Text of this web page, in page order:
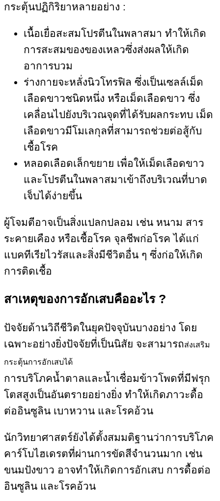
กระตุ้นปฏิกิริยาหลายอย่าง :
เนื้อเยื่อสะสมโปรตีนในพลาสมา ทำให้เกิด
การสะสมของของเหลวซึ่งส่งผลให้เกิด
อาการบวม
ร่างกายจะหลั่งนิวโทรฟิล ซึ่งเป็นเซลล์เม็ด
เลือดขาวชนิดหนึ่ง หรือเม็ดเลือดขาว ซึ่ง
เคลื่อนไปยังบริเวณจุดที่ได้รับผลกระทบ เม็ด
เลือดขาวมีโมเลกุลที่สามารถช่วยต่อสู้กับ
เชื้อโรค
หลอดเลือดเล็กขยาย เพื่อให้เม็ดเลือดขาว
และโปรตีนในพลาสมาเข้าถึงบริเวณที่บาด
เจ็บได้ง่ายขึ้น
ผู้โจมตีอาจเป็นสิ่งแปลกปลอม เช่น หนาม สาร
ระคายเคือง หรือเชื้อโรค จุลชีพก่อโรค ได้แก่
แบคทีเรียไวรัสและสิ่งมีชีวิตอื่น ๆ ซึ่งก่อให้เกิด
การติดเชื้อ
สาเหตุของการอักเสบคืออะไร ?
ปัจจัยด้านวิถีชีวิตในยุคปัจจุบันบางอย่าง โดย
เฉพาะอย่างยิ่งปัจจัยที่เป็นนิสัย จะสามารถส่งเสริม
กระตุ้นการอักเสบได้
การบริโภคน้ำตาลและน้ำเชื่อมข้าวโพดที่มีฟรุก
โตสสูงเป็นอันตรายอย่างยิ่ง ทำให้เกิดภาวะดื้อ
ต่ออินซูลิน เบาหวาน และโรคอ้วน
นักวิทยาศาสตร์ยังได้ตั้งสมมติฐานว่าการบริโภค
คาร์โบไฮเดรตที่ผ่านการขัดสีจำนวนมาก เช่น
ขนมปังขาว อาจทำให้เกิดการอักเสบ การดื้อต่อ
อินซูลิน และโรคอ้วน